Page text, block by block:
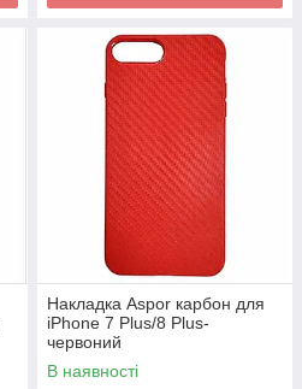
Накладка Aspor карбон для
iPhone 7 Plus/8 Plus-
червоний
В наявності